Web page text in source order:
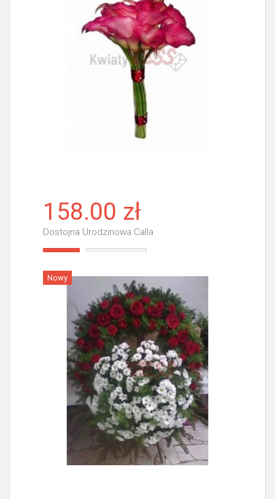
158.00 zł
Dostojna Urodzinowa Calla
Nowy